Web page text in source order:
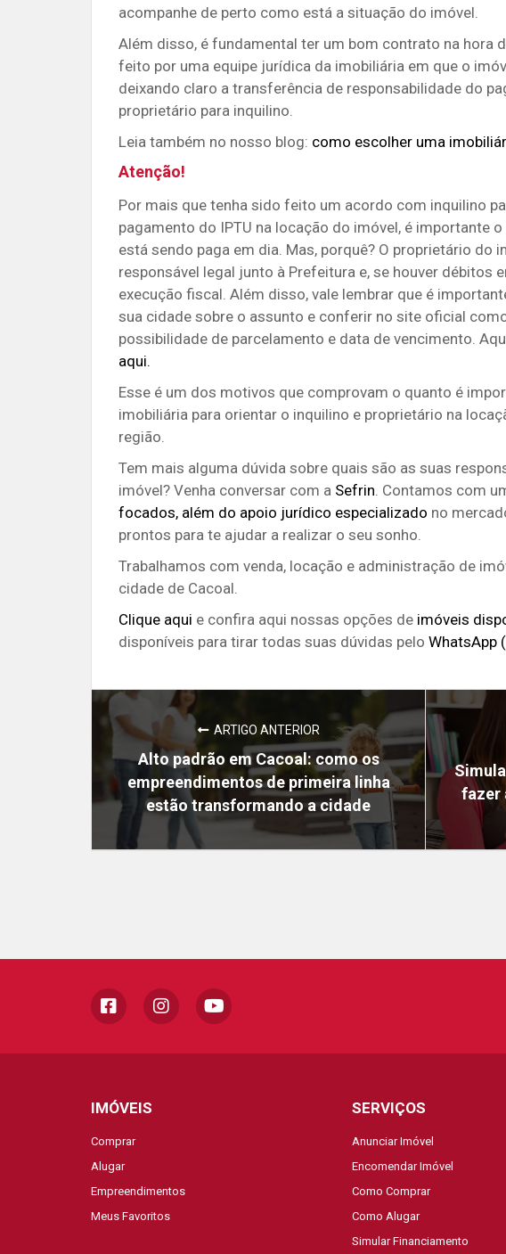
acompanhe de perto como está a situação do imóvel.
Além disso, é fundamental ter um bom contrato na hora
feito por uma equipe jurídica da imobiliária em que o
deixando claro a transferência de responsabilidade do
proprietário para inquilino.
Leia também no nosso blog: como escolher uma
Atenção!
Por mais que tenha sido feito um acordo com inquilino
pagamento do IPTU na locação do imóvel, é importante
está sendo paga em dia. Mas, porquê? O proprietário do
responsável legal junto à Prefeitura e, se houver débitos
execução fiscal. Além disso, vale lembrar que é
sua cidade sobre o assunto e conferir no site oficial
possibilidade de parcelamento e data de vencimento.
aqui.
Esse é um dos motivos que comprovam o quanto é
imobiliária para orientar o inquilino e proprietário na
região.
Tem mais alguma dúvida sobre quais são as suas
imóvel? Venha conversar com a Sefrin . Contamos com
focados, além do apoio jurídico especializado no
prontos para te ajudar a realizar o seu sonho.
Trabalhamos com venda, locação e administração de
cidade de Cacoal.
Clique aqui e confira aqui nossas opções de imóveis
disponíveis para tirar todas suas dúvidas pelo WhatsApp
ARTIGO ANTERIOR
Alto padrão em Cacoal: como os
empreendimentos de primeira linha
estão transformando a cidade
fazer
IMÓVEIS
Comprar
Alugar
Empreendimentos
Meus Favoritos
SERVIÇOS
Anunciar Imóvel
Encomendar Imóvel
Como Comprar
Como Alugar
Simular Financiamento